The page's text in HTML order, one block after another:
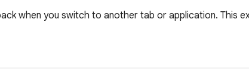
when you switch to another tab or application. This